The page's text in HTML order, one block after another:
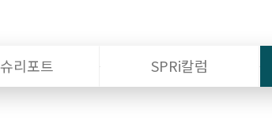
리포트 SPRi칼럼